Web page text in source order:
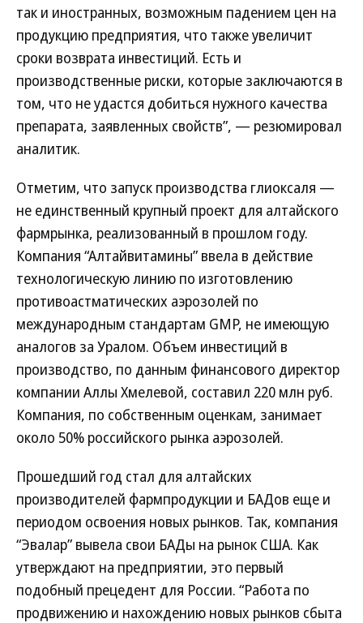
так и иностранных, возможным падением цен на
продукцию предприятия, что также увеличит
сроки возврата инвестиций. Есть и
производственные риски, которые заключаются в
том, что не удастся добиться нужного качества
препарата, заявленных свойств”, — резюмировал
аналитик.
Отметим, что запуск производства глиоксаля —
не единственный крупный проект для алтайского
фармрынка, реализованный в прошлом году.
Компания “Алтайвитамины” ввела в действие
технологическую линию по изготовлению
противоастматических аэрозолей по
международным стандартам GMP, не имеющую
аналогов за Уралом. Объем инвестиций в
производство, по данным финансового директор
компании Аллы Хмелевой, составил 220 млн руб.
Компания, по собственным оценкам, занимает
около 50% российского рынка аэрозолей.
Прошедший год стал для алтайских
производителей фармпродукции и БАДов еще и
периодом освоения новых рынков. Так, компания
“Эвалар” вывела свои БАДы на рынок США. Как
утверждают на предприятии, это первый
подобный прецедент для России. “Работа по
продвижению и нахождению новых рынков сбыта